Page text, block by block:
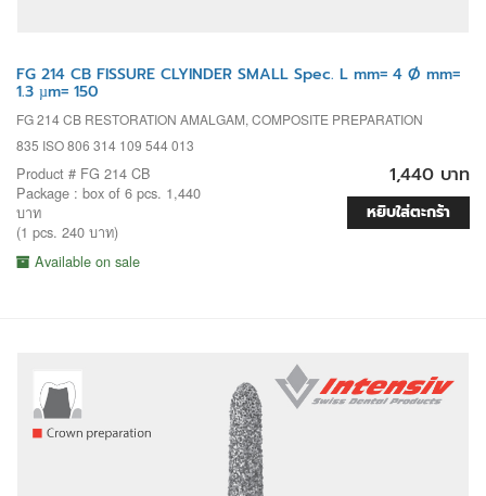
FG 214 CB FISSURE CLYINDER SMALL Spec. L mm= 4 Ø mm=
1.3 µm= 150
FG 214 CB RESTORATION AMALGAM, COMPOSITE PREPARATION
835 ISO 806 314 109 544 013
Product # FG 214 CB
Package : box of 6 pcs. 1,440
บาท
(1 pcs. 240 บาท)
Available on sale
1,440 บาท
หยิบใส่ตะกร้า